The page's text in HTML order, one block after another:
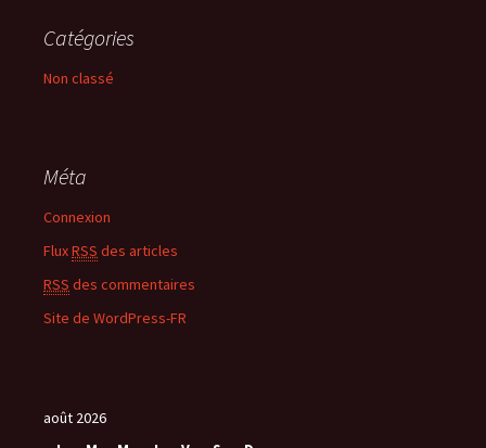
Catégories
Non classé
Méta
Connexion
FluxRSS des articles
RSS des commentaires
Site de WordPress-FR
août 2026